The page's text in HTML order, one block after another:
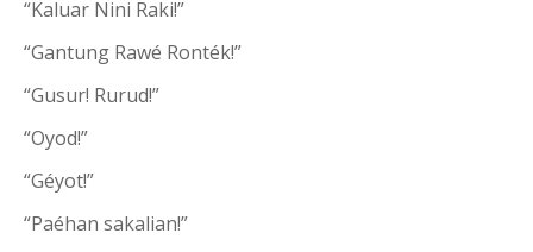
“Kaluar Nini Raki!”
“Gantung Rawé Ronték!”
“Gusur! Rurud!”
“Oyod!”
“Géyot!”
“Paéhan sakalian!”